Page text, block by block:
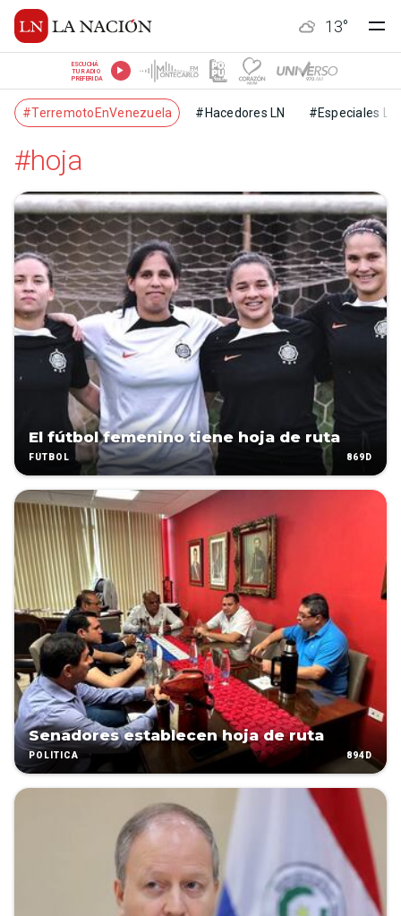
13°
ESCUCHÁ
TU RADIO
PREFERIDA
#TerremotoEnVenezuela #Hacedores LN #Especiales LN
#hoja
El fútbol femenino tiene hoja de ruta
FÚTBOL 869D
Senadores establecen hoja de ruta
POLÍTICA 894D